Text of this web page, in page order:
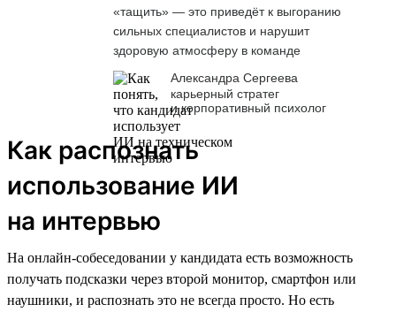
«тащить» — это приведёт к выгоранию
сильных специалистов и нарушит
здоровую атмосферу в команде
Александра Сергеева
карьерный стратег
и корпоративный психолог
Как распознать
использование ИИ
на интервью
На онлайн-собеседовании у кандидата есть возможность
получать подсказки через второй монитор, смартфон или
наушники, и распознать это не всегда просто. Но есть